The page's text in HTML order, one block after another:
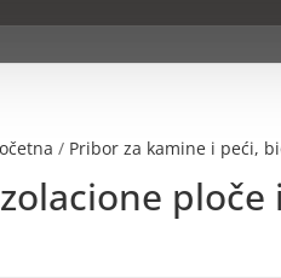
/ Pribor za kamine i peći,